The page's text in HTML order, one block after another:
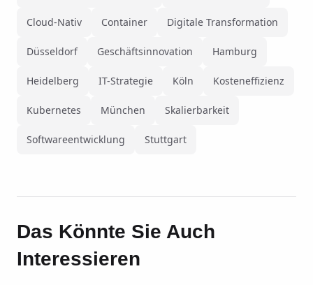
Cloud-Nativ Container Digitale Transformation
Düsseldorf Geschäftsinnovation Hamburg
Heidelberg IT-Strategie Köln Kosteneffizienz
Kubernetes München Skalierbarkeit
Softwareentwicklung Stuttgart
Das Könnte Sie Auch
Interessieren